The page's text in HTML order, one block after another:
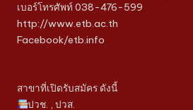
เบอร์โทรศัพท์ 038-476-599
http://www.etb.ac.th
Facebook/etb.info
สาขาที่เปิดรับสมัคร ดังนี้
ปวช. , ปวส.